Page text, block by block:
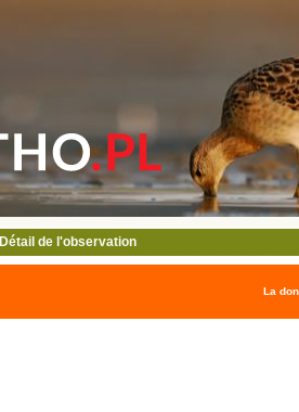
Détail de l'observation
La